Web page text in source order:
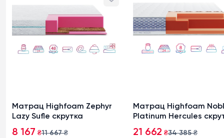
Матрац Highfoam Zephyr
Lazy Sufle скрутка
8 167 ₴11 667₴
Матрац Highfoam
Platinum Hercules
21 662 ₴34 385₴